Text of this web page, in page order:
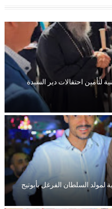
لتأمين احتفالات دير السيدة
لمولد السلطان الفرغل بأبوتيج